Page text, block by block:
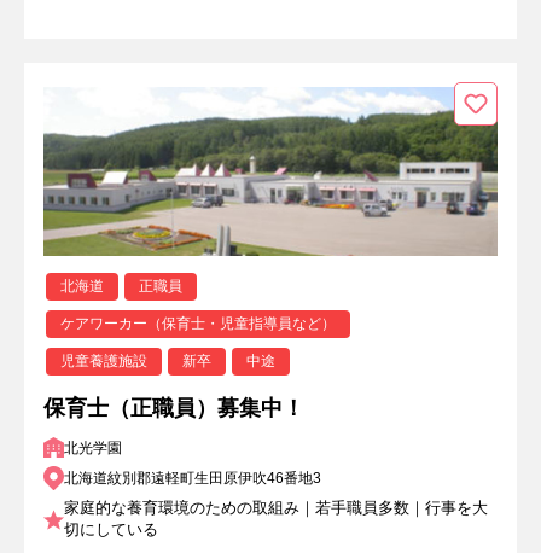
北海道 正職員
ケアワーカー（保育士・児童指導員など）
児童養護施設 新卒 中途
保育士（正職員）募集中！
北光学園
北海道紋別郡遠軽町生田原伊吹46番地3
家庭的な養育環境のための取組み｜若手職員多数｜行事を大
切にしている